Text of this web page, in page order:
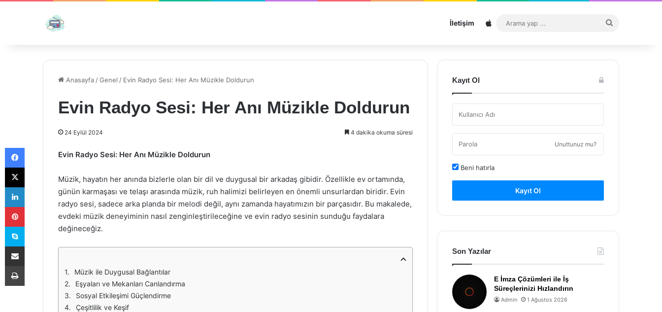
İletişim Sitemap
...
Anasayfa /Genel / Evin Radyo Sesi: Her Anı Müzikle Doldurun
Evin Radyo Sesi: Her Anı Müzikle Doldurun
24 Eylül 2024 4 dakika okuma süresi
Evin Radyo Sesi: Her Anı Müzikle Doldurun
Müzik, hayatın her anında bizlerle olan bir dil ve duygusal bir arkadaş gibidir. Özellikle ev ortamında,
günün karmaşası ve telaşı arasında müzik, ruh halimizi belirleyen en önemli unsurlardan biridir. Evin
radyo sesi, sadece arka planda bir melodi değil, aynı zamanda hayatımızın bir parçasıdır. Bu makalede,
evdeki müzik deneyiminin nasıl zenginleştirileceğine ve evin radyo sesinin sunduğu faydalara
değineceğiz.
Müzik ile Duygusal Bağlantılar
Eşyaları ve Mekanları Canlandırma
Sosyal Etkileşimi Güçlendirme
Çeşitlilik ve Keşif
Kayıt Ol
Unuttunuz mu?
Beni hatırla
Kayıt Ol
Son Yazılar
E İmza Çözümleri ile İş
Süreçlerinizi Hızlandırın
Admin 1 Ağustos 2026
Facebook
X
LinkedIn
Pinterest
Skype
E-Posta ile paylaş